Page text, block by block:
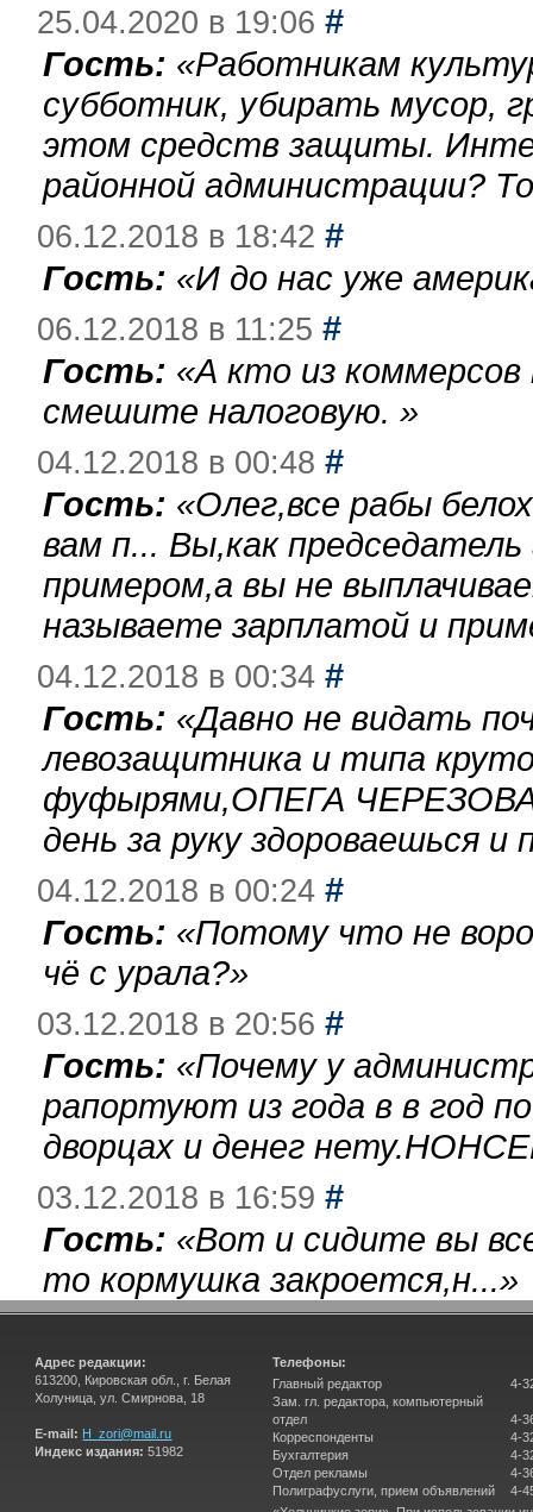
25.04.2020 в 19:06 #
Гость: «Работникам
субботник, убирать мусор,
этом средств защиты.
районной администрации?
06.12.2018 в 18:42 #
Гость: «И до нас уже
06.12.2018 в 11:25 #
Гость: «А кто из
смешите налоговую. »
04.12.2018 в 00:48 #
Гость: «Олег,все рабы
вам п... Вы,как
примером,а вы не
называете зарплатой и
04.12.2018 в 00:34 #
Гость: «Давно не видать
левозащитника и типа
фуфырями,ОПЕГА
день за руку здороваешься
04.12.2018 в 00:24 #
Гость: «Потому что не
чё с урала?»
03.12.2018 в 20:56 #
Гость: «Почему у
рапортуют из года в в год
дворцах и денег
03.12.2018 в 16:59 #
Гость: «Вот и сидите вы
то кормушка закроется,н...»
Адрес редакции:
613200, Кировская обл., г. Белая
Холуница, ул. Смирнова, 18
E-mail: H_zori@mail.ru
Индекс издания: 51982
Телефоны:
Главный редактор
Зам. гл. редактора, компьютерный
отдел
Корреспонденты
Бухгалтерия
Отдел рекламы
Полиграфуслуги, прием объявлений
4-
4-
4-
4-
4-
4-